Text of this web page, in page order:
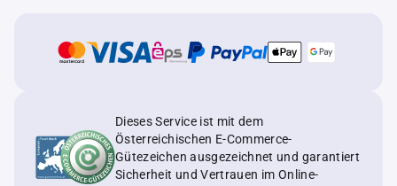
Dieses Service ist mit dem
Österreichischen E-Commerce-
Gütezeichen ausgezeichnet und garantiert
Sicherheit und Vertrauen im Online-